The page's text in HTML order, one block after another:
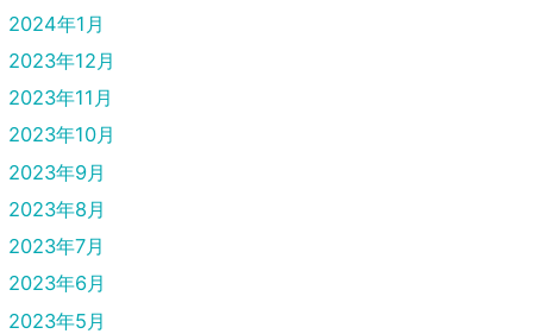
2024年1月
2023年12月
2023年11月
2023年10月
2023年9月
2023年8月
2023年7月
2023年6月
2023年5月